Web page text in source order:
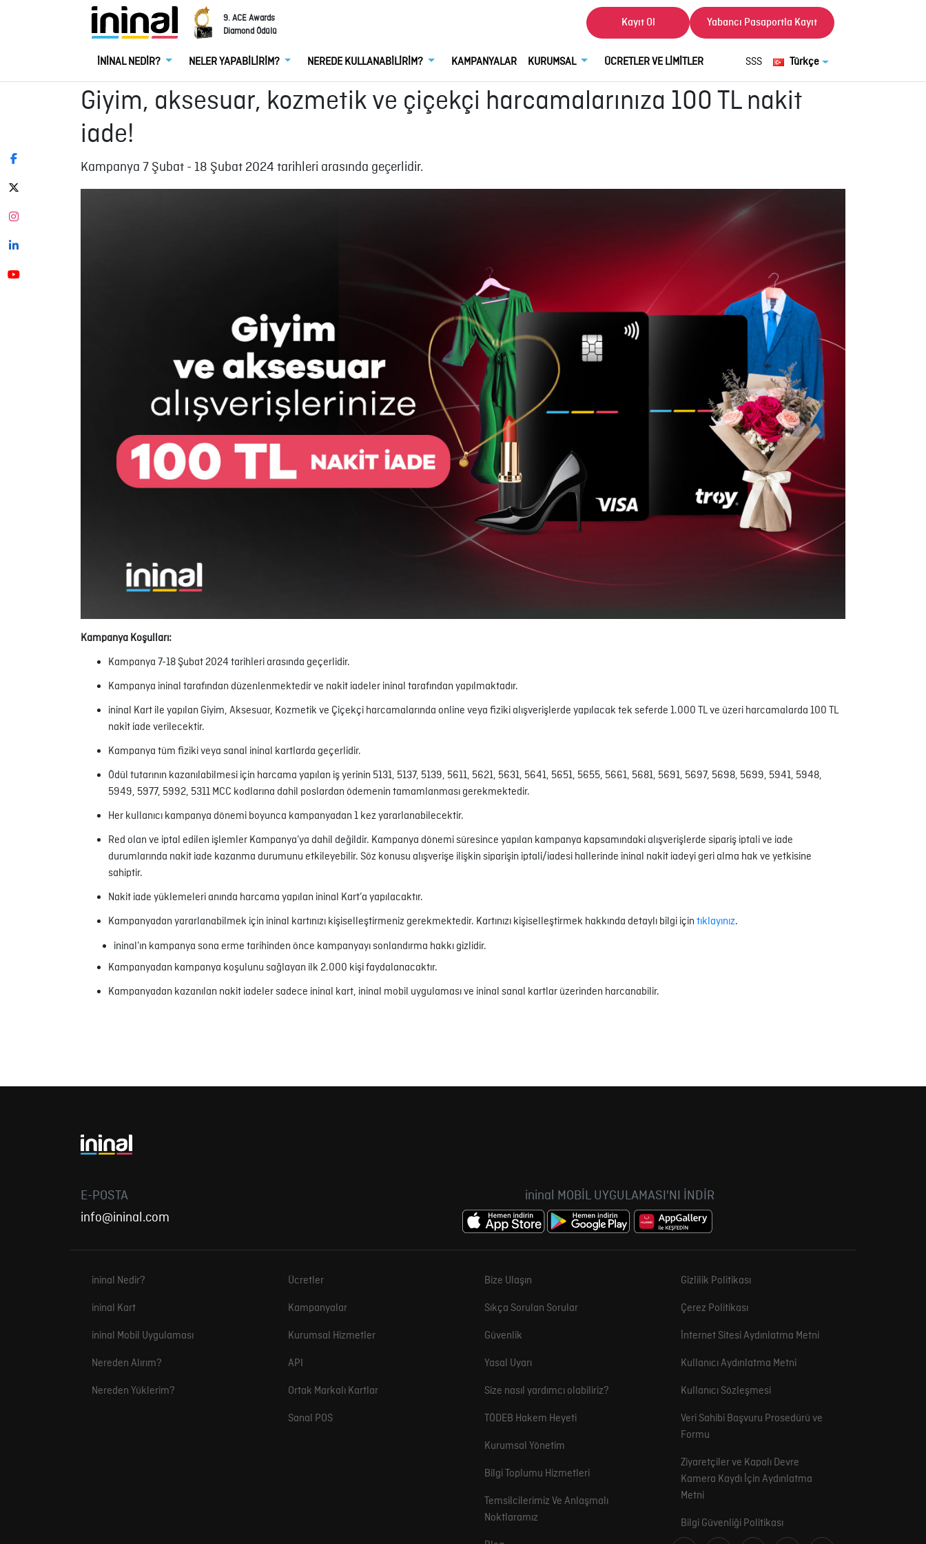
9. ACE Awards
Diamond Ödülü
Kayıt Ol Yabancı Pasaportla Kayıt
İNİNAL NEDİR? NELER YAPABİLİRİM? NEREDE KULLANABİLİRİM? KAMPANYALAR KURUMSAL ÜCRETLER VE LİMİTLER SSS Türkçe
Giyim, aksesuar, kozmetik ve çiçekçi harcamalarınıza 100 TL nakit
iade!
Kampanya 7 Şubat - 18 Şubat 2024 tarihleri arasında geçerlidir.
Kampanya Koşulları:
Kampanya 7-18 Şubat 2024 tarihleri arasında geçerlidir.
Kampanya ininal tarafından düzenlenmektedir ve nakit iadeler ininal tarafından yapılmaktadır.
ininal Kart ile yapılan Giyim, Aksesuar, Kozmetik ve Çiçekçi harcamalarında online veya fiziki alışverişlerde yapılacak tek seferde 1.000 TL ve üzeri harcamalarda 100 TL
nakit iade verilecektir.
Kampanya tüm fiziki veya sanal ininal kartlarda geçerlidir.
Ödül tutarının kazanılabilmesi için harcama yapılan iş yerinin 5131, 5137, 5139, 5611, 5621, 5631, 5641, 5651, 5655, 5661, 5681, 5691, 5697, 5698, 5699, 5941, 5948,
5949, 5977, 5992, 5311 MCC kodlarına dahil poslardan ödemenin tamamlanması gerekmektedir.
Her kullanıcı kampanya dönemi boyunca kampanyadan 1 kez yararlanabilecektir.
Red olan ve iptal edilen işlemler Kampanya’ya dahil değildir. Kampanya dönemi süresince yapılan kampanya kapsamındaki alışverişlerde sipariş iptali ve iade
durumlarında nakit iade kazanma durumunu etkileyebilir. Söz konusu alışverişe ilişkin siparişin iptali/iadesi hallerinde ininal nakit iadeyi geri alma hak ve yetkisine
sahiptir.
Nakit iade yüklemeleri anında harcama yapılan ininal Kart’a yapılacaktır.
Kampanyadan yararlanabilmek için ininal kartınızı kişiselleştirmeniz gerekmektedir. Kartınızı kişiselleştirmek hakkında detaylı bilgi için tıklayınız.
ininal’ın kampanya sona erme tarihinden önce kampanyayı sonlandırma hakkı gizlidir.
Kampanyadan kampanya koşulunu sağlayan ilk 2.000 kişi faydalanacaktır.
Kampanyadan kazanılan nakit iadeler sadece ininal kart, ininal mobil uygulaması ve ininal sanal kartlar üzerinden harcanabilir.
E-POSTA
info@ininal.com
ininal MOBİL UYGULAMASI'NI İNDİR
ininal Nedir?
ininal Kart
ininal Mobil Uygulaması
Nereden Alırım?
Nereden Yüklerim?
Ücretler
Kampanyalar
Kurumsal Hizmetler
API
Ortak Markalı Kartlar
Sanal POS
Bize Ulaşın
Sıkça Sorulan Sorular
Güvenlik
Yasal Uyarı
Size nasıl yardımcı olabiliriz?
TÖDEB Hakem Heyeti
Kurumsal Yönetim
Bilgi Toplumu Hizmetleri
Temsilcilerimiz Ve Anlaşmalı
Noktlaramız
Gizlilik Politikası
Çerez Politikası
İnternet Sitesi Aydınlatma Metni
Kullanıcı Aydınlatma Metni
Kullanıcı Sözleşmesi
Veri Sahibi Başvuru Prosedürü ve
Formu
Ziyaretçiler ve Kapalı Devre
Kamera Kaydı İçin Aydınlatma
Metni
Bilgi Güvenliği Politikası